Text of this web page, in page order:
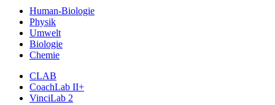
Human-Biologie
Physik
Umwelt
Biologie
Chemie
CLAB
CoachLab II+
VinciLab 2